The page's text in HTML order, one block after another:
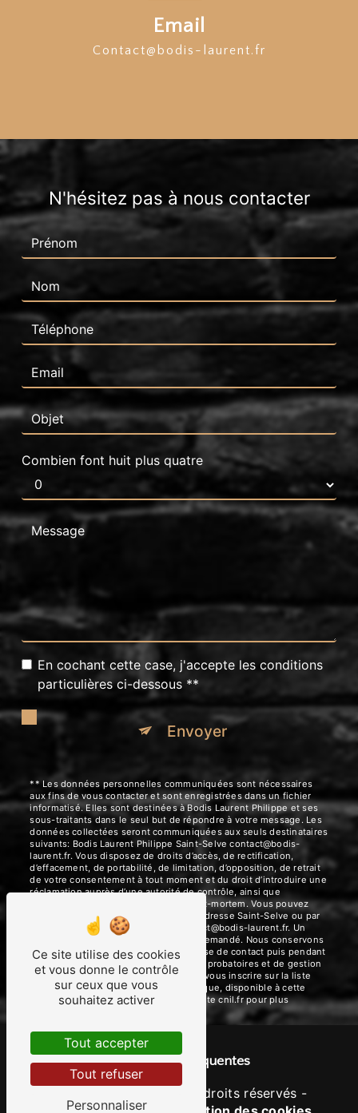
Email
contact@bodis-laurent.fr
N'hésitez pas à nous contacter
Combien font huit plus quatre
En cochant cette case, j'accepte les conditions
particulières ci-dessous **
Envoyer
** Les données personnelles communiquées sont nécessaires
aux fins de vous contacter et sont enregistrées dans un fichier
informatisé. Elles sont destinées à Bodis Laurent Philippe et ses
sous-traitants dans le seul but de répondre à votre message. Les
données collectées seront communiquées aux seuls destinataires
suivants: Bodis Laurent Philippe Saint-Selve contact@bodis-
laurent.fr. Vous disposez de droits d’accès, de rectification,
d’effacement, de portabilité, de limitation, d’opposition, de retrait
de votre consentement à tout moment et du droit d’introduire une
réclamation auprès d’une autorité de contrôle, ainsi que
d’organiser le sort de vos données post-mortem. Vous pouvez
exercer ces droits par voie postale à l'adresse Saint-Selve ou par
courrier électronique à l'adresse contact@bodis-laurent.fr. Un
justificatif d'identité pourra vous être demandé. Nous conservons
vos données pendant la période de prise de contact puis pendant
la durée de prescription légale aux fins probatoires et de gestion
des contentieux. Vous avez le droit de vous inscrire sur la liste
d'opposition au démarchage téléphonique, disponible à cette
adresse: Bloctel.gouv.fr. Consultez le site cnil.fr pour plus
Recherches fréquentes
- 2026 - Tous droits réservés -
Ce site utilise des cookies
et vous donne le contrôle
sur ceux que vous
souhaitez activer
Tout accepter
Tout refuser
Personnaliser